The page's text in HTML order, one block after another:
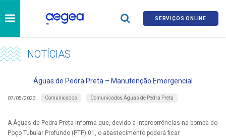
SERVIÇOS ONLINE
NOTÍCIAS
Águas de Pedra Preta – Manutenção Emergencial
07/05/2023 Comunicados Comunicados Águas de Pedra Preta
A Águas de Pedra Preta informa que, devido a intercorrências na bomba do
Poço Tubular Profundo (PTP) 01, o abastecimento poderá ficar